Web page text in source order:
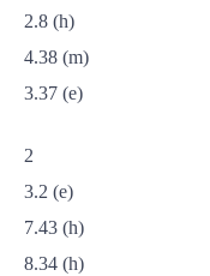
2.8 (h)
4.38 (m)
3.37 (e)
2
3.2 (e)
7.43 (h)
8.34 (h)